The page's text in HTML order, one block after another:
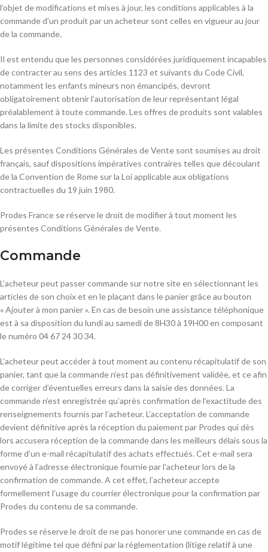
l’objet de modifications et mises à jour, les conditions applicables à la
commande d’un produit par un acheteur sont celles en vigueur au jour
de la commande.
Il est entendu que les personnes considérées juridiquement incapables
de contracter au sens des articles 1123 et suivants du Code Civil,
notamment les enfants mineurs non émancipés, devront
obligatoirement obtenir l’autorisation de leur représentant légal
préalablement à toute commande. Les offres de produits sont valables
dans la limite des stocks disponibles.
Les présentes Conditions Générales de Vente sont soumises au droit
français, sauf dispositions impératives contraires telles que découlant
de la Convention de Rome sur la Loi applicable aux obligations
contractuelles du 19 juin 1980.
Prodes France se réserve le droit de modifier à tout moment les
présentes Conditions Générales de Vente.
Commande
L’acheteur peut passer commande sur notre site en sélectionnant les
articles de son choix et en le plaçant dans le panier grâce au bouton
« Ajouter à mon panier ». En cas de besoin une assistance téléphonique
est à sa disposition du lundi au samedi de 8H30 à 19H00 en composant
le numéro 04 67 24 30 34.
L’acheteur peut accéder à tout moment au contenu récapitulatif de son
panier, tant que la commande n’est pas définitivement validée, et ce afin
de corriger d’éventuelles erreurs dans la saisie des données. La
commande n’est enregistrée qu’après confirmation de l’exactitude des
renseignements fournis par l’acheteur. L’acceptation de commande
devient définitive après la réception du paiement par Prodes qui dès
lors accusera réception de la commande dans les meilleurs délais sous la
forme d’un e-mail récapitulatif des achats effectués. Cet e-mail sera
envoyé à l’adresse électronique fournie par l’acheteur lors de la
confirmation de commande. A cet effet, l’acheteur accepte
formellement l’usage du courrier électronique pour la confirmation par
Prodes du contenu de sa commande.
Prodes se réserve le droit de ne pas honorer une commande en cas de
motif légitime tel que défini par la réglementation (litige relatif à une